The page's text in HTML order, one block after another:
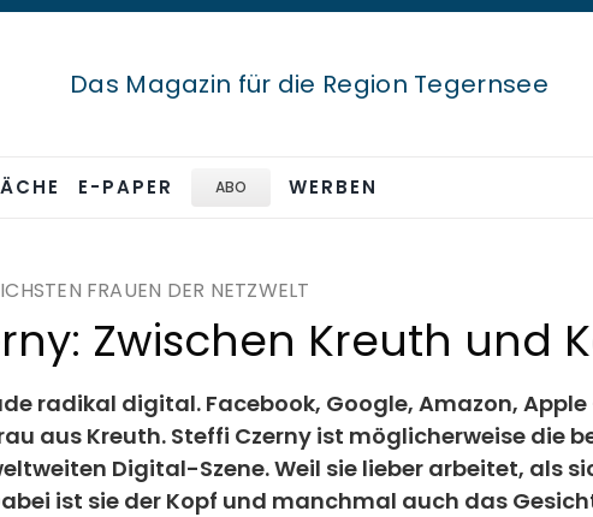
Das Magazin für die Region Tegernsee
E-PAPER ABO WERBEN
FRAUEN DER NETZWELT
Zwischen Kreuth und
radikal digital. Facebook, Google, Amazon, Apple
aus Kreuth. Steffi Czerny ist möglicherweise die
Digital-Szene. Weil sie lieber arbeitet, als
ist sie der Kopf und manchmal auch das